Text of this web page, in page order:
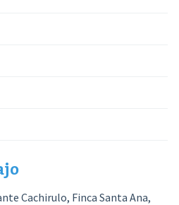
Cachirulo, Finca Santa Ana,